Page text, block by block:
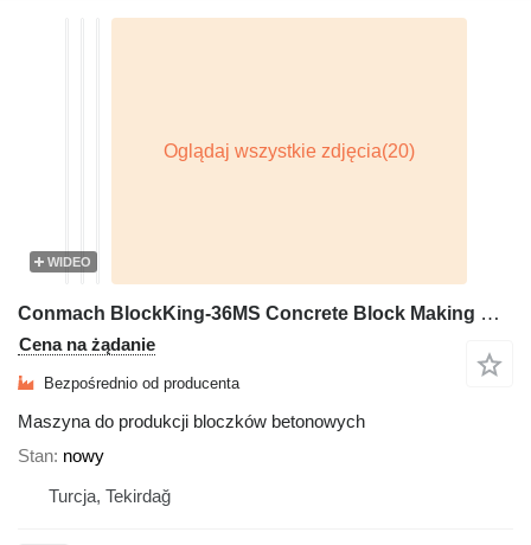
WIDEO
Conmach BlockKing-36MS Concrete Block Making Machine -12.000 units/shift
Cena na żądanie
Bezpośrednio od producenta
Maszyna do produkcji bloczków betonowych
Stan nowy
Turcja, Tekirdağ